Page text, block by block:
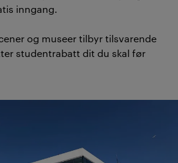
inngang.
og museer tilbyr tilsvarende
studentrabatt dit du skal før